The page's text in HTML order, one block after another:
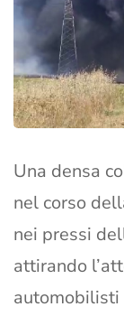
Una densa
nel corso
nei pressi
attirando